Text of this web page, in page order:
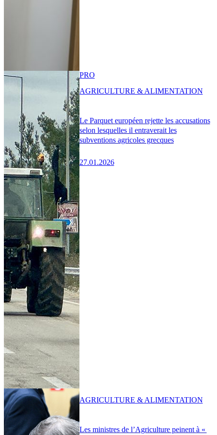
Le Parquet européen rejette les accusations
selon lesquelles il entraverait les
subventions agricoles grecques
27.01.2026
PRO
AGRICULTURE & ALIMENTATION
Les ministres de l’Agriculture peinent à «
AGRICULTURE & ALIMENTATION